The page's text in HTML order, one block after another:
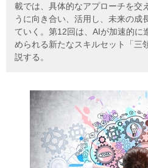
載では、具体的なアプローチを交
うに向き合い、活用し、未来の成
ていく。第12回は、AIが加速的に
められる新たなスキルセット「三
説する。